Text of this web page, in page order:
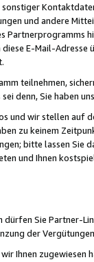
und andere
Partnerprogramms
E-Mail-
teilnehmen,
denn, Sie haben
und wir stellen auf
zu keinem
bitte lassen Sie
und Ihnen
Sie Partner-
der
Ihnen zugewiesen